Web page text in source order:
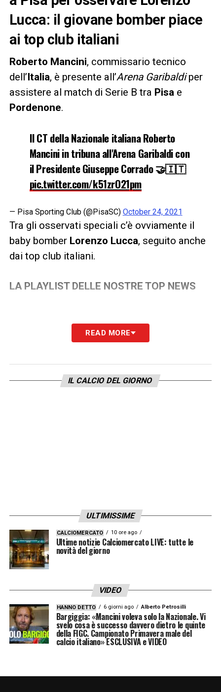
Lucca: il giovane bomber piace
ai top club italiani
Roberto Mancini, commissario tecnico
dell’Italia, è presente all’Arena Garibaldiper
assistere al match di Serie B tra Pisa e
Pordenone.
Il CT della Nazionale italiana Roberto
Mancini in tribuna all'Arena Garibaldi con
il Presidente Giuseppe Corrado 🤝🇮🇹
pic.twitter.com/k51zrO21pm
— Pisa Sporting Club (@PisaSC) October 24, 2021
Tra gli osservati speciali c’è ovviamente il
baby bomberLorenzo Lucca, seguito anche
dai top club italiani.
LA PLAYLIST DELLE NOSTRE TOP NEWS
READ MORE
IL CALCIO DEL GIORNO
ULTIMISSIME
CALCIOMERCATO 10 ore ago
Ultime notizie Calciomercato LIVE: tutte le
novità del giorno
VIDEO
HANNO DETTO 6 giorni ago Alberto Petrosilli
Bargiggia: «Mancini voleva solo la Nazionale. Vi
svelo cosa è successo davvero dietro le quinte
della FIGC. Campionato Primavera male del
calcio italiano» ESCLUSIVA e VIDEO